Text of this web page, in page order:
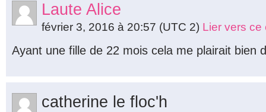
Laute Alice
février 3, 2016 à 20:57 (UTC 2) Lier vers ce
Ayant une fille de 22 mois cela me plairait bien
catherine le floc'h